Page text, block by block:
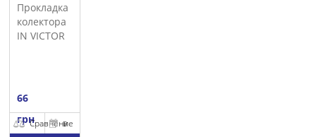
Прокладка
колектора
IN VICTOR
66
грнСравнение
В